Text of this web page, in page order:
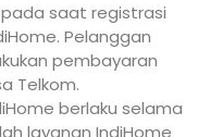
saat registrasi
Pelanggan
pembayaran
Telkom.
berlaku selama
layanan IndiHome